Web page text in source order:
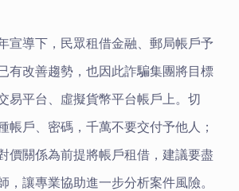
宣導下，民眾租借金融、郵局帳戶予
有改善趨勢，也因此詐騙集團將目標
易平台、虛擬貨幣平台帳戶上。切
帳戶、密碼，千萬不要交付予他人；
價關係為前提將帳戶租借，建議要盡
，讓專業協助進一步分析案件風險。